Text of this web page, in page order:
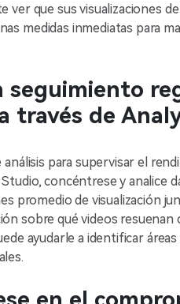
ver que sus visualizaciones
medidas inmediatas para
seguimiento
través de
para supervisar el
concéntrese y analice
promedio de visualización
sobre qué videos resuenan
ayudarle a identificar